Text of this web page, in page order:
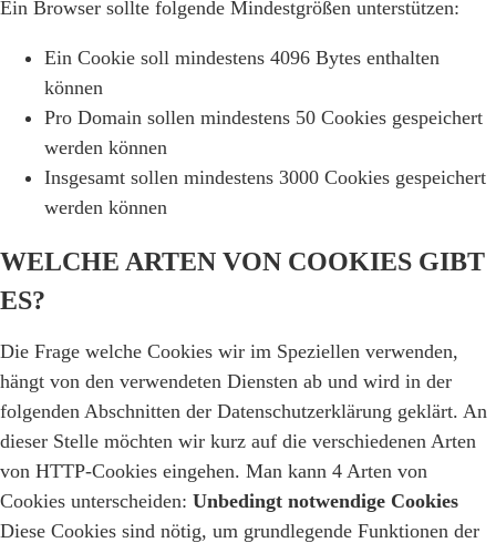
Ein Browser sollte folgende Mindestgrößen unterstützen:
Ein Cookie soll mindestens 4096 Bytes enthalten
können
Pro Domain sollen mindestens 50 Cookies gespeichert
werden können
Insgesamt sollen mindestens 3000 Cookies gespeichert
werden können
WELCHE ARTEN VON COOKIES GIBT
ES?
Die Frage welche Cookies wir im Speziellen verwenden,
hängt von den verwendeten Diensten ab und wird in der
folgenden Abschnitten der Datenschutzerklärung geklärt. An
dieser Stelle möchten wir kurz auf die verschiedenen Arten
von HTTP-Cookies eingehen. Man kann 4 Arten von
Cookies unterscheiden: Unbedingt notwendige Cookies
Diese Cookies sind nötig, um grundlegende Funktionen der